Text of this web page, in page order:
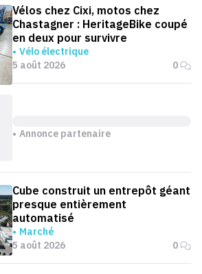
Vélos chez Cixi, motos chez
Chastagner : HeritageBike coupé
en deux pour survivre
Vélo électrique
5 août 2026
0
Annonce partenaire
Cube construit un entrepôt géant
presque entièrement
automatisé
Marché
5 août 2026
0